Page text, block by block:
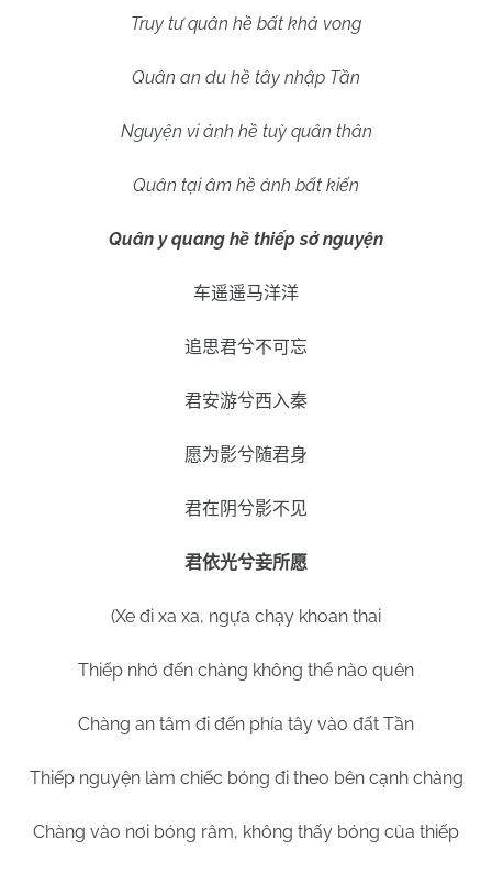
Truy tư quân hề bất khả vong
Quân an du hề tây nhập Tần
Nguyện vi ảnh hề tuỳ quân thân
Quân tại âm hề ảnh bất kiến
Quân y quang hề thiếp sở nguyện
车遥遥马洋洋
追思君兮不可忘
君安游兮西入秦
愿为影兮随君身
君在阴兮影不见
君依光兮妾所愿
(Xe đi xa xa, ngựa chạy khoan thai
Thiếp nhớ đến chàng không thể nào quên
Chàng an tâm đi đến phía tây vào đất Tần
Thiếp nguyện làm chiếc bóng đi theo bên cạnh chàng
Chàng vào nơi bóng râm, không thấy bóng của thiếp